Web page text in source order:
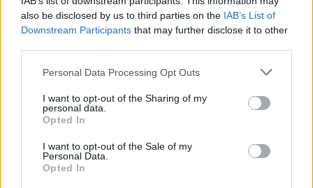
also be disclosed by us to third parties on the IAB’s List of
Downstream Participants that may further disclose it to other
Personal Data Processing Opt Outs
I want to opt-out of the Sharing of my
personal data.
Opted In
I want to opt-out of the Sale of my
Personal Data.
Opted In
vaikus: jiems kilusi grėsmė
Žinios | Lietuvos diena
00:00:30
Vaizdai iš tragiškos avarijos Vilniaus r.: dviejų moterų ir
vaiko gyvybių išgelbėti nepavyko
Žinios | Lietuvos diena
Nufilmavo, kaip patvino Vilniaus Vakarinis aplinkkelis: